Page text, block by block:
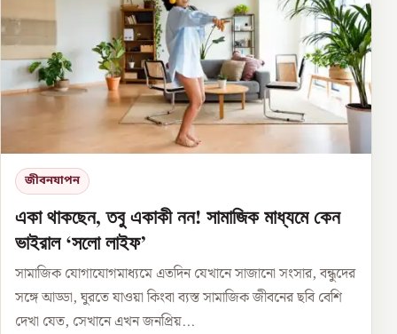
জীবনযাপন
একা থাকছেন, তবু একাকী নন! সামাজিক মাধ্যমে কেন
ভাইরাল ‘সলো লাইফ’
সামাজিক যোগাযোগমাধ্যমে এতদিন যেখানে সাজানো সংসার, বন্ধুদের
সঙ্গে আড্ডা, ঘুরতে যাওয়া কিংবা ব্যস্ত সামাজিক জীবনের ছবি বেশি
দেখা যেত, সেখানে এখন জনপ্রিয়...